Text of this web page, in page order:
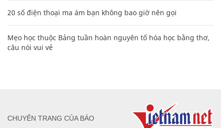
20 số điện thoại ma ám bạn không bao giờ nên gọi
Mẹo học thuộc Bảng tuần hoàn nguyên tố hóa học bằng thơ,
câu nói vui vẻ
CHUYÊN TRANG CỦA BÁO